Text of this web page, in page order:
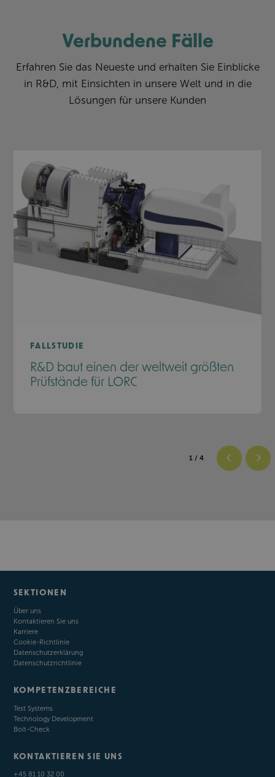
Verbundene Fälle
Erfahren Sie das Neueste und erhalten Sie Einblicke
in R&D, mit Einsichten in unsere Welt und in die
Lösungen für unsere Kunden
FALLSTUDIE
R&D baut einen der weltweit größten
Prüfstände für LORC
1 / 4
SEKTIONEN
Über uns
Kontaktieren Sie uns
Karriere
Cookie-Richtlinie
Datenschutzerklärung
Datenschutzrichtlinie
KOMPETENZBEREICHE
Test Systems
Technology Development
Bolt-Check
KONTAKTIEREN SIE UNS
+45 81 10 32 00